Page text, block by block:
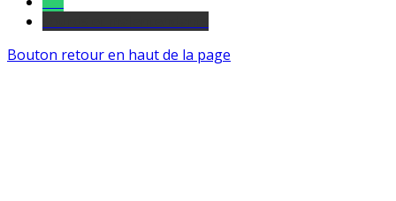
Bouton retour en haut de la page